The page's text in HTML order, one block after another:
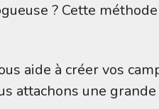
? Cette
aide à créer vos
attachons une